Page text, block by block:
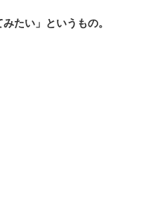
たい」というもの。